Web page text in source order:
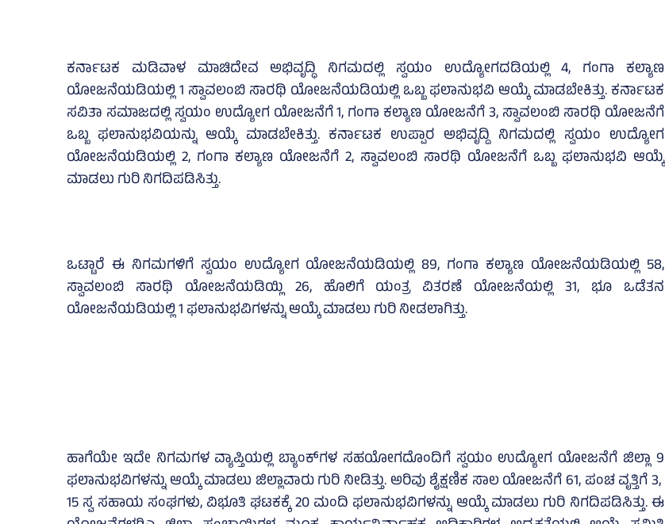
ಕರ್ನಾಟಕ ಮಡಿವಾಳ ಮಾಚಿದೇವ ಅಭಿವೃದ್ಧಿ ನಿಗಮದಲ್ಲಿ ಸ್ವಯಂ ಉದ್ಯೋಗದಡಿಯಲ್ಲಿ 4, ಗಂಗಾ ಕಲ್ಯಾಣ
ಯೋಜನೆಯಡಿಯಲ್ಲಿ 1 ಸ್ವಾವಲಂಬಿ ಸಾರಥಿ ಯೋಜನೆಯಡಿಯಲ್ಲಿ ಒಬ್ಬ ಫಲಾನುಭವಿ ಆಯ್ಕೆ ಮಾಡಬೇಕಿತ್ತು. ಕರ್ನಾಟಕ
ಸವಿತಾ ಸಮಾಜದಲ್ಲಿ ಸ್ವಯಂ ಉದ್ಯೋಗ ಯೋಜನೆಗೆ 1, ಗಂಗಾ ಕಲ್ಯಾಣ ಯೋಜನೆಗೆ 3, ಸ್ವಾವಲಂಬಿ ಸಾರಥಿ ಯೋಜನೆಗೆ
ಒಬ್ಬ ಫಲಾನುಭವಿಯನ್ನು ಆಯ್ಕೆ ಮಾಡಬೇಕಿತ್ತು. ಕರ್ನಾಟಕ ಉಪ್ಪಾರ ಅಭಿವೃದ್ದಿ ನಿಗಮದಲ್ಲಿ ಸ್ವಯಂ ಉದ್ಯೋಗ
ಯೋಜನೆಯಡಿಯಲ್ಲಿ 2, ಗಂಗಾ ಕಲ್ಯಾಣ ಯೋಜನೆಗೆ 2, ಸ್ವಾವಲಂಬಿ ಸಾರಥಿ ಯೋಜನೆಗೆ ಒಬ್ಬ ಫಲಾನುಭವಿ ಆಯ್ಕೆ
ಮಾಡಲು ಗುರಿ ನಿಗದಿಪಡಿಸಿತ್ತು.
ಒಟ್ಟಾರೆ ಈ ನಿಗಮಗಳಿಗೆ ಸ್ವಯಂ ಉದ್ಯೋಗ ಯೋಜನೆಯಡಿಯಲ್ಲಿ 89, ಗಂಗಾ ಕಲ್ಯಾಣ ಯೋಜನೆಯಡಿಯಲ್ಲಿ 58,
ಸ್ವಾವಲಂಬಿ ಸಾರಥಿ ಯೋಜನೆಯಡಿಯ್ಲಿ 26, ಹೊಲಿಗೆ ಯಂತ್ರ ವಿತರಣೆ ಯೋಜನೆಯಲ್ಲಿ 31, ಭೂ ಒಡೆತನ
ಯೋಜನೆಯಡಿಯಲ್ಲಿ 1 ಫಲಾನುಭವಿಗಳನ್ನು ಆಯ್ಕೆ ಮಾಡಲು ಗುರಿ ನೀಡಲಾಗಿತ್ತು.
ಹಾಗೆಯೇ ಇದೇ ನಿಗಮಗಳ ವ್ಯಾಪ್ತಿಯಲ್ಲಿ ಬ್ಯಾಂಕ್‌ಗಳ ಸಹಯೋಗದೊಂದಿಗೆ ಸ್ವಯಂ ಉದ್ಯೋಗ ಯೋಜನೆಗೆ ಜಿಲ್ಲಾ 9
ಫಲಾನುಭವಿಗಳನ್ನು ಆಯ್ಕೆ ಮಾಡಲು ಜಿಲ್ಲಾವಾರು ಗುರಿ ನೀಡಿತ್ತು. ಅರಿವು ಶೈಕ್ಷಣಿಕ ಸಾಲ ಯೋಜನೆಗೆ 61, ಪಂಚ ವೃತ್ತಿಗೆ 3,
15 ಸ್ವ ಸಹಾಯ ಸಂಘಗಳು, ವಿಭೂತಿ ಘಟಕಕ್ಕೆ 20 ಮಂದಿ ಫಲಾನುಭವಿಗಳನ್ನು ಆಯ್ಕೆ ಮಾಡಲು ಗುರಿ ನಿಗದಿಪಡಿಸಿತ್ತು. ಈ